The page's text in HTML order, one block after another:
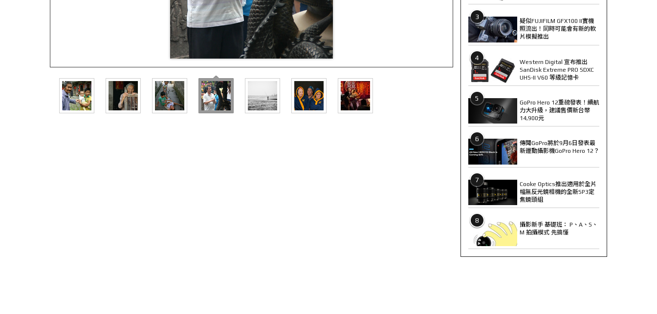
3
疑似FUJIFILM GFX100 II實機
照流出！同時可能會有新的軟
片模擬推出
4
Western Digital 宣布推出
SanDisk Extreme PRO SDXC
UHS-II V60 等級記憶卡
5
GoPro Hero 12重磅發表！續航
力大升級，建議售價新台幣
14,900元
6
傳聞GoPro將於9月6日發表最
新運動攝影機GoPro Hero 12？
7
Cooke Optics推出適用於全片
幅無反光鏡相機的全新SP3定
焦鏡頭組
8
攝影新手 基礎班： P、A、S、
M 拍攝模式 先搞懂